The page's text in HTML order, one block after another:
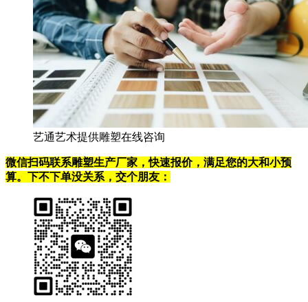
艺通艺术提供雕塑在线咨询
微信扫码联系雕塑生产厂家，快速报价，满足您的大和小预
算。下不下单没关系，交个朋友：